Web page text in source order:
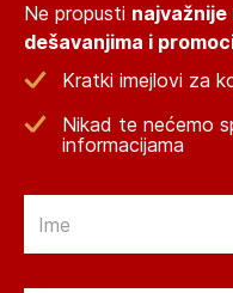
Ne propusti
dešavanjima i
Kratki imejlovi za
Nikad te nećemo
informacijama